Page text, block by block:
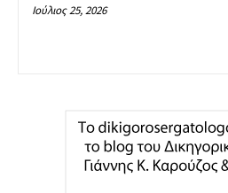
Ιούλιος 25, 2026